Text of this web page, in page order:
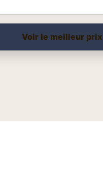
Voir le meilleur prix